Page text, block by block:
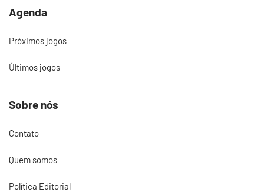
Agenda
Próximos jogos
Últimos jogos
Sobre nós
Contato
Quem somos
Política Editorial